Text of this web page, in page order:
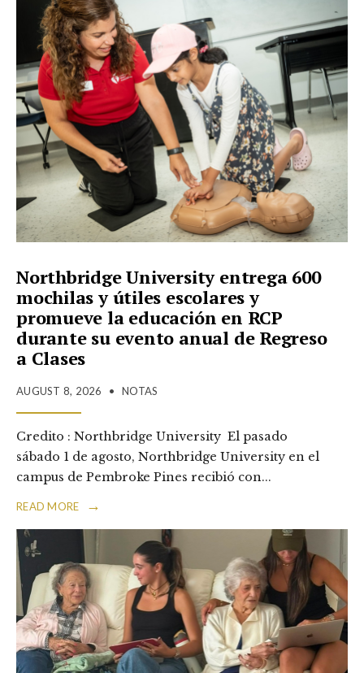
Northbridge University entrega 600
mochilas y útiles escolares y
promueve la educación en RCP
durante su evento anual de Regreso
a Clases
AUGUST 8, 2026 • NOTAS
Credito : Northbridge University El pasado
sábado 1 de agosto, Northbridge University en el
campus de Pembroke Pines recibió con...
READ MORE →